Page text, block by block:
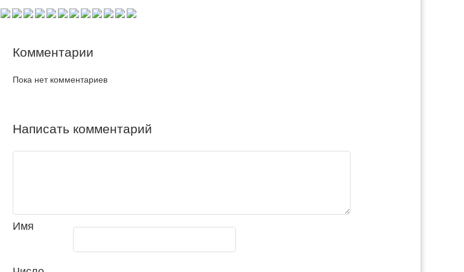
Комментарии
Пока нет комментариев
Написать комментарий
Имя